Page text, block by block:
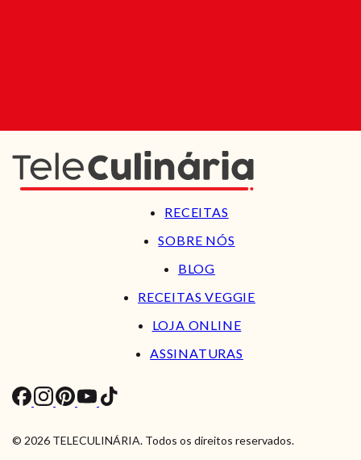
RECEITAS
SOBRE NÓS
BLOG
RECEITAS VEGGIE
LOJA ONLINE
ASSINATURAS
© 2026 TELECULINÁRIA. Todos os direitos reservados.